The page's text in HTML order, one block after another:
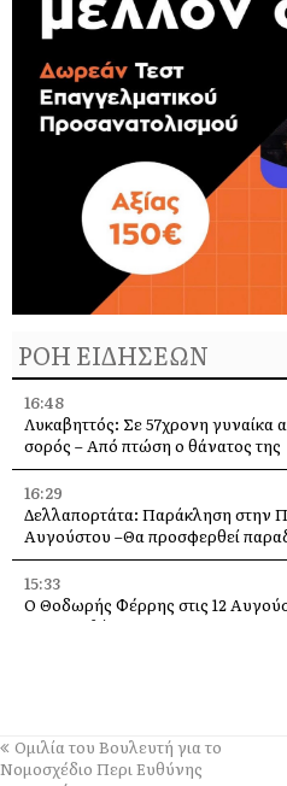
ΡΟΗ ΕΙΔΗΣΕΩΝ
16:48
Λυκαβηττός: Σε 57χρονη γυναίκα
σορός – Από πτώση ο θάνατος της
16:29
Δελλαπορτάτα: Παράκληση στην
Αυγούστου –Θα προσφερθεί
15:33
Ο Θοδωρής Φέρρης στις 12
Αργοστολίου
11:58
Ομιλία του Βουλευτή για το
Νομοσχέδιο Περι Ευθύνης